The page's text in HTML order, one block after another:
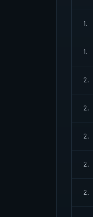
1.
1.
2.
2.
2.
2.
2.